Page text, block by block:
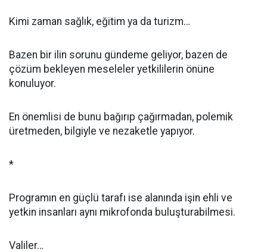
Kimi zaman sağlık, eğitim ya da turizm…
Bazen bir ilin sorunu gündeme geliyor, bazen de
çözüm bekleyen meseleler yetkililerin önüne
konuluyor.
En önemlisi de bunu bağırıp çağırmadan, polemik
üretmeden, bilgiyle ve nezaketle yapıyor.
*
Programın en güçlü tarafı ise alanında işin ehli ve
yetkin insanları aynı mikrofonda buluşturabilmesi.
Valiler…